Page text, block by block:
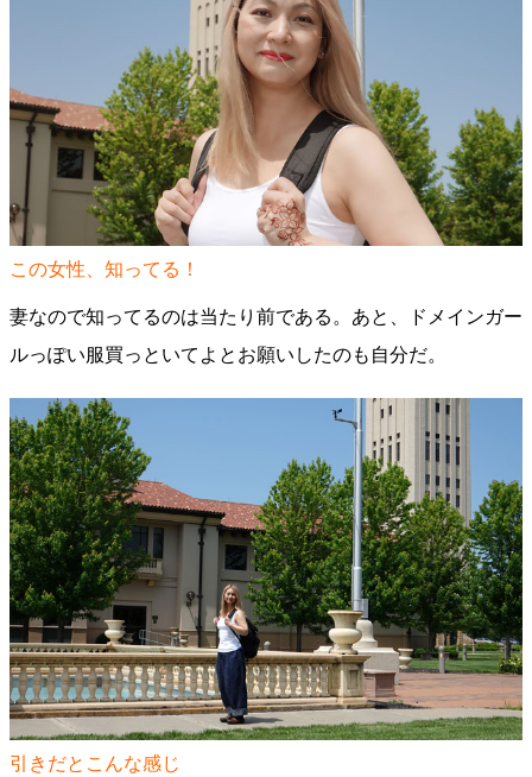
この女性、知ってる！
妻なので知ってるのは当たり前である。あと、ドメインガー
ルっぽい服買っといてよとお願いしたのも自分だ。
引きだとこんな感じ